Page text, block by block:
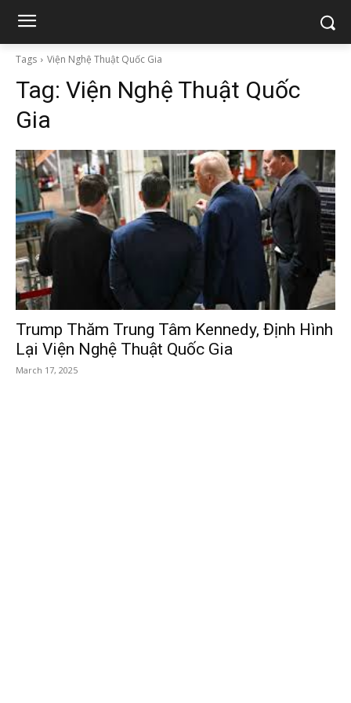
Tags Viện Nghệ Thuật Quốc Gia
Tag: Viện Nghệ Thuật Quốc
Gia
Trump Thăm Trung Tâm Kennedy, Định Hình
Lại Viện Nghệ Thuật Quốc Gia
March 17, 2025